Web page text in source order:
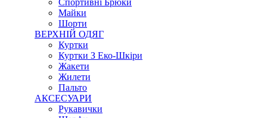
Спортивні Брюки
Майки
Шорти
ВЕРХНІЙ ОДЯГ
Куртки
Куртки З Еко-Шкіри
Жакети
Жилети
Пальто
АКСЕСУАРИ
Рукавички